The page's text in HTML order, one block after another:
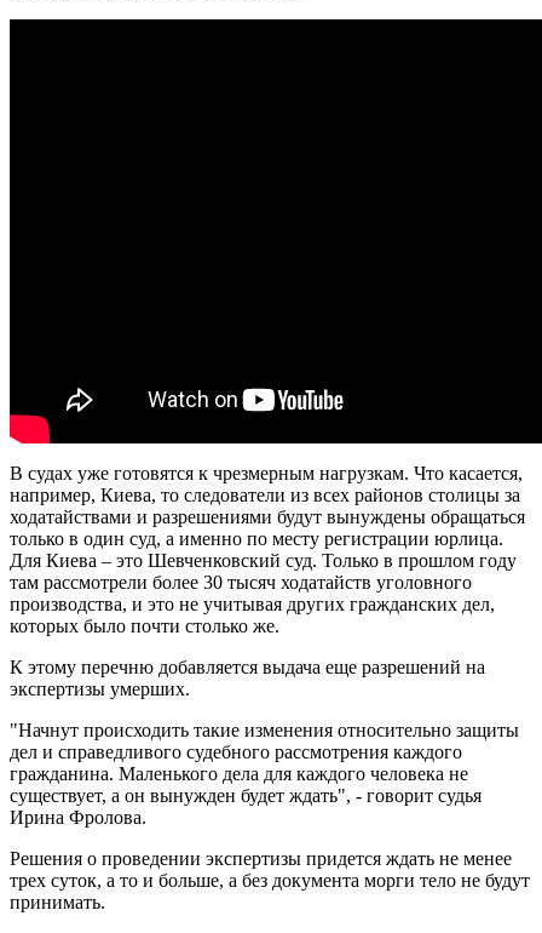
В судах уже готовятся к чрезмерным нагрузкам. Что касается,
например, Киева, то следователи из всех районов столицы за
ходатайствами и разрешениями будут вынуждены обращаться
только в один суд, а именно по месту регистрации юрлица.
Для Киева – это Шевченковский суд. Только в прошлом году
там рассмотрели более 30 тысяч ходатайств уголовного
производства, и это не учитывая других гражданских дел,
которых было почти столько же.
К этому перечню добавляется выдача еще разрешений на
экспертизы умерших.
"Начнут происходить такие изменения относительно защиты
дел и справедливого судебного рассмотрения каждого
гражданина. Маленького дела для каждого человека не
существует, а он вынужден будет ждать", - говорит судья
Ирина Фролова.
Решения о проведении экспертизы придется ждать не менее
трех суток, а то и больше, а без документа морги тело не будут
принимать.